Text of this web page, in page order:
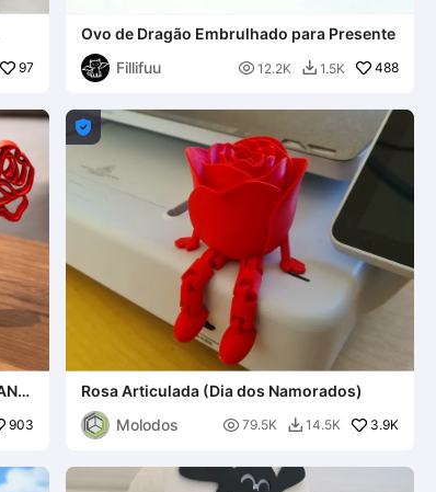
97
Ovo de Dragão Embrulhado para Presente
Fillifuu
 12.2K  1.5K 488
903

Rosa Articulada (Dia dos Namorados)
Molodos
 79.5K  14.5K 3.9K